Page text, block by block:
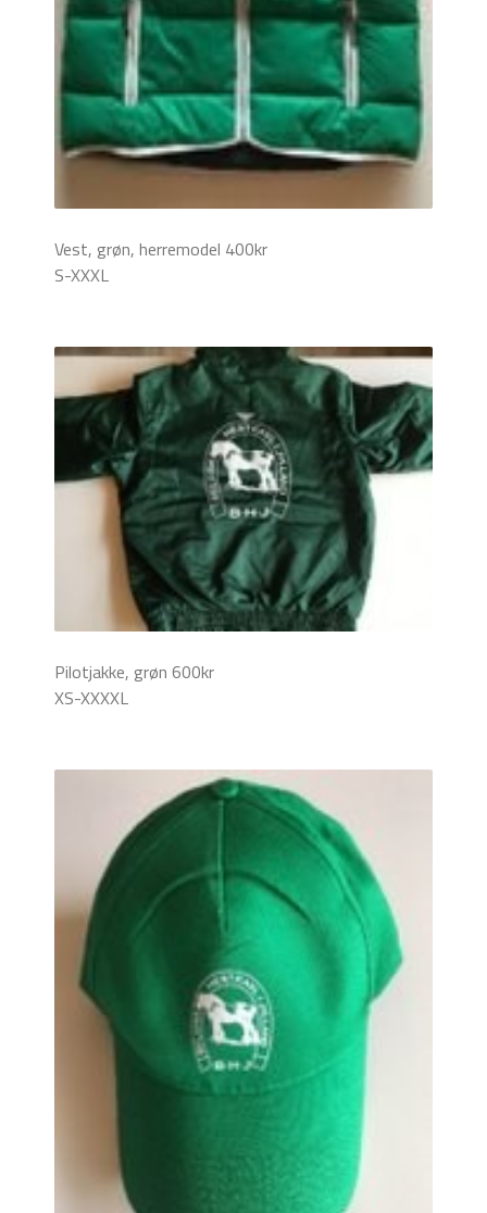
Vest, grøn, herremodel 400kr
S-XXXL
Pilotjakke, grøn 600kr
XS-XXXXL